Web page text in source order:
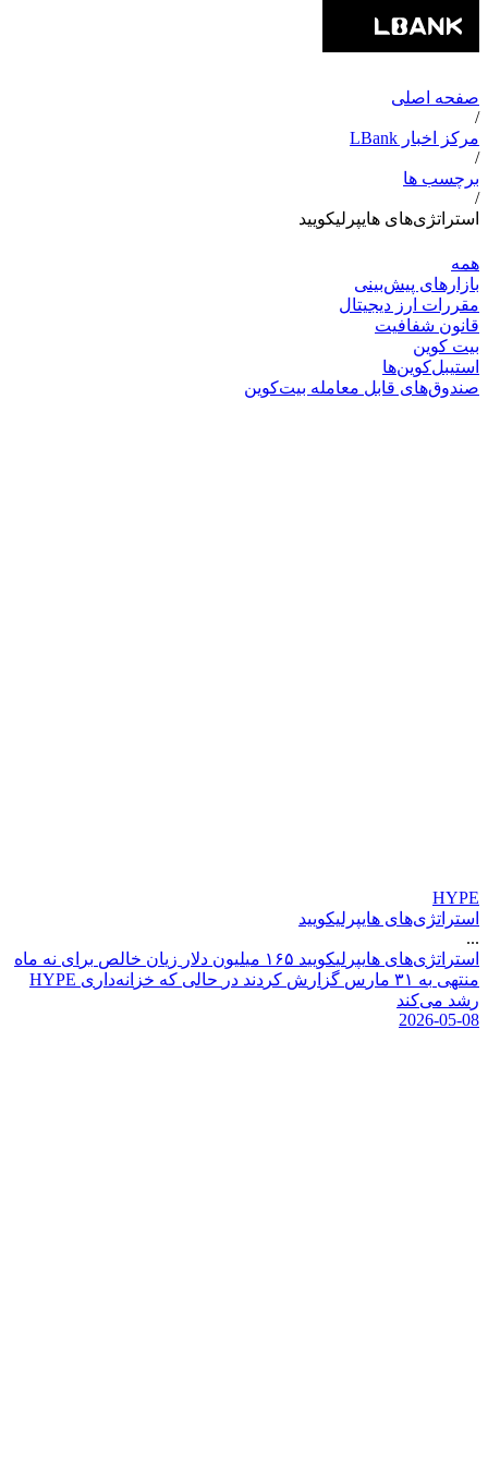
صفحه اصلی
/
مرکز اخبار LBank
/
برچسب ها
/
استراتژی‌های هایپرلیکویید
همه
بازارهای پیش‌بینی
مقررات ارز دیجیتال
قانون شفافیت
بیت کوین
استیبل‌کوین‌ها
صندوق‌های قابل معامله بیت‌کوین
HYPE
استراتژی‌های هایپرلیکویید
...
ستر تژ یهای هایپر لیکویید ۱ ۶۵ میلیون دلر ز یان خالص بر ی نه ماه
منتهی به ۳۱ مار س گز ر ش کر دند در حالی که خز نهد ر ی HYPE
ر شد میکند
2026-05-08